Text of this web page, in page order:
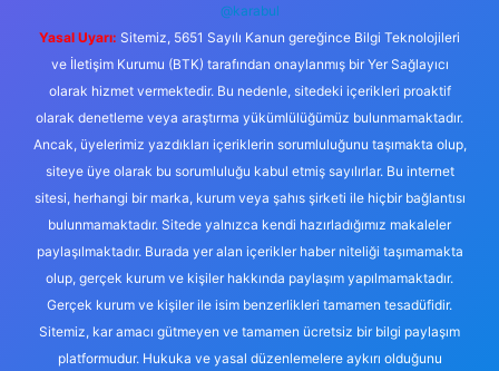
@karabul
Yasal Uyarı: Sitemiz, 5651 Sayılı Kanun gereğince Bilgi Teknolojileri
ve İletişim Kurumu (BTK) tarafından onaylanmış bir Yer Sağlayıcı
olarak hizmet vermektedir. Bu nedenle, sitedeki içerikleri proaktif
olarak denetleme veya araştırma yükümlülüğümüz bulunmamaktadır.
Ancak, üyelerimiz yazdıkları içeriklerin sorumluluğunu taşımakta olup,
siteye üye olarak bu sorumluluğu kabul etmiş sayılırlar. Bu internet
sitesi, herhangi bir marka, kurum veya şahıs şirketi ile hiçbir bağlantısı
bulunmamaktadır. Sitede yalnızca kendi hazırladığımız makaleler
paylaşılmaktadır. Burada yer alan içerikler haber niteliği taşımamakta
olup, gerçek kurum ve kişiler hakkında paylaşım yapılmamaktadır.
Gerçek kurum ve kişiler ile isim benzerlikleri tamamen tesadüfidir.
Sitemiz, kar amacı gütmeyen ve tamamen ücretsiz bir bilgi paylaşım
platformudur. Hukuka ve yasal düzenlemelere aykırı olduğunu